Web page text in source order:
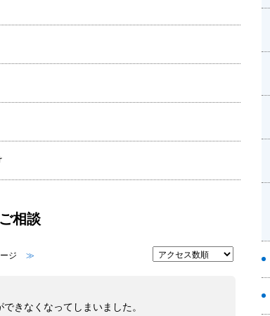
相談
ジ ≫
きなくなってしまいました。